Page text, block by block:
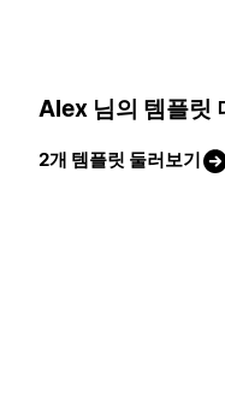
Alex 님의 템플릿
2개 템플릿 둘러보기